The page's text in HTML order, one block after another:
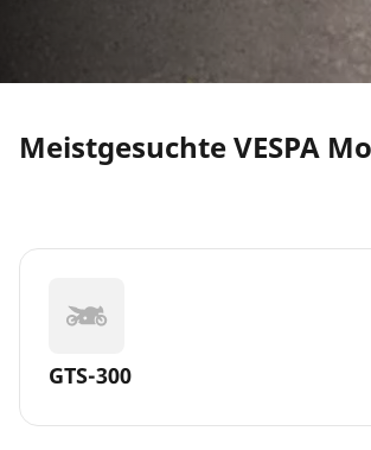
Meistgesuchte VESPA
GTS-300